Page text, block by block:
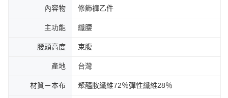
內容物 修飾褲乙件
主功能 纖腰
腰頭高度 束腹
產地 台灣
材質－本布 聚醯胺纖維72％彈性纖維28％